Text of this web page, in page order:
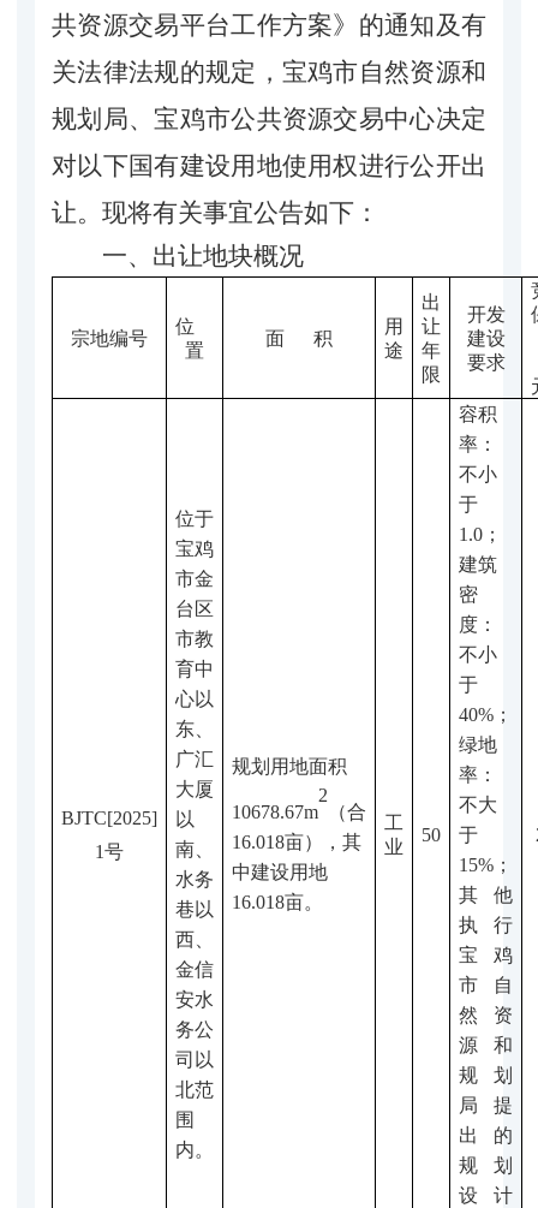
共资源交易平台工作方案》的通知及有
关法律法规的规定，宝鸡市自然资源和
规划局、宝鸡市公共资源交易中心决定
对以下国有建设用地使用权进行公开出
让。现将有关事宜公告如下：
一、出让地块概况
宗地编号
位
置
面 积
用
途
出
让
年
限
开发
建设
要求
BJTC[2025]
1号
位于
宝鸡
市金
台区
市教
育中
心以
东、
广汇
大厦
以
南、
水务
巷以
西、
金信
安水
务公
司以
北范
围
内。
规划用地面积
10678.67m
2
（合
16.018亩）
，其
中建设用地
16.018亩。
工
业
50
容积
率：
不小
于
1.0；
建筑
密
度：
不小
于
40% ；
绿地
率：
不大
于
15% ；
其他
执行
宝鸡
市
自
然资
源和
规划
局 提
出的
规划
设计